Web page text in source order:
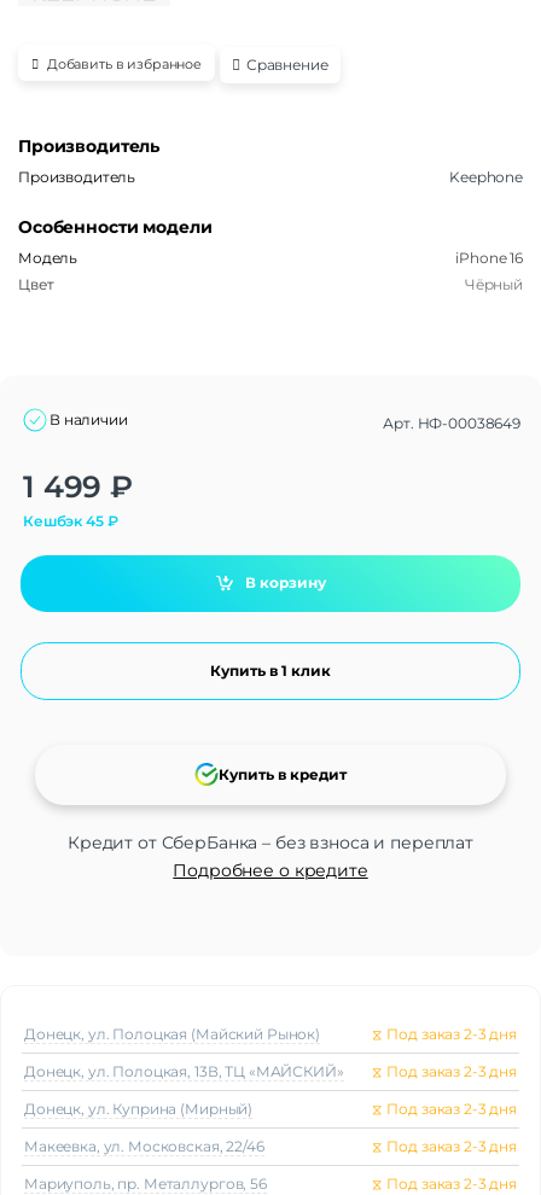
Добавить в избранное Сравнение
Производитель
Производитель Keephone
Особенности модели
Модель
iPhone 16
Цвет
Чёрный
В наличии Арт. НФ-00038649
1 499 ₽
Кешбэк45₽
В корзину
Купить в 1 клик
Кредит от СберБанка – без взноса и переплат
Подробнее о кредите
Купить в кредит
Alternative:
Донецк, ул. Полоцкая (Майский Рынок) ⧖ Под заказ 2-3 дня
Донецк, ул. Полоцкая, 13В, ТЦ «МАЙСКИЙ» ⧖ Под заказ 2-3 дня
Донецк, ул. Куприна (Мирный) ⧖ Под заказ 2-3 дня
Макеeвка, ул. Московская, 22/46 ⧖ Под заказ 2-3 дня
Мариуполь, пр. Металлургов, 56 ⧖ Под заказ 2-3 дня